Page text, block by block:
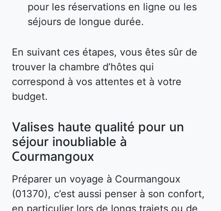
pour les réservations en ligne ou les
séjours de longue durée.
En suivant ces étapes, vous êtes sûr de
trouver la chambre d’hôtes qui
correspond à vos attentes et à votre
budget.
Valises haute qualité pour un
séjour inoubliable à
Courmangoux
Préparer un voyage à Courmangoux
(01370), c’est aussi penser à son confort,
en particulier lors de longs trajets ou de